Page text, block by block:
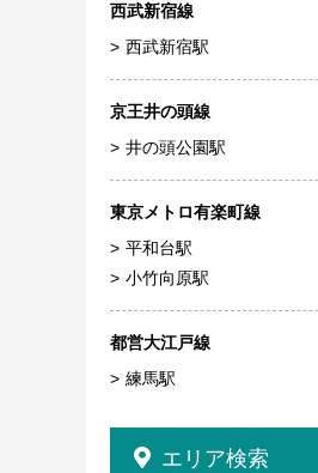
西武新宿線
西武新宿駅
京王井の頭線
井の頭公園駅
東京メトロ有楽町線
平和台駅
小竹向原駅
都営大江戸線
練馬駅
エリア検索